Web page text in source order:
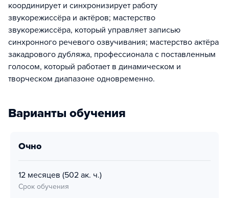
координирует и синхронизирует работу
звукорежиссёра и актёров; мастерство
звукорежиссёра, который управляет записью
синхронного речевого озвучивания; мастерство актёра
закадрового дубляжа, профессионала с поставленным
голосом, который работает в динамическом и
творческом диапазоне одновременно.
Варианты обучения
очно
12 месяцев (502 ак. ч.)
Срок обучения